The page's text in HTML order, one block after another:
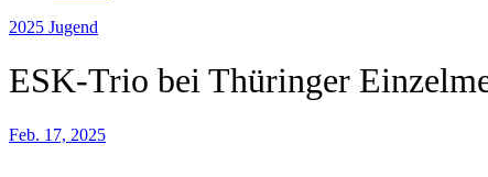
2025 Jugend
ESK-Trio bei Thüringer
Feb. 17, 2025